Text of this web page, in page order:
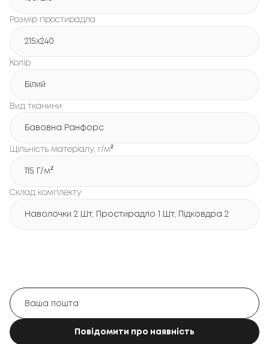
Розмір простирадла
215х240
Колір
Білий
Вид тканини
Бавовна Ранфорс
Щільність матеріалу, г/м²
115 Г/м²
Склад комплекту
Наволочки 2 Шт, Простирадло 1 Шт, Підковдра 2 Шт
Повідомити про наявність